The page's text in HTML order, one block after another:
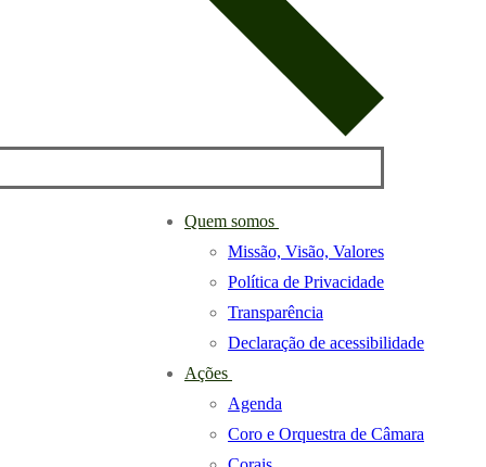
Quem somos
Missão, Visão, Valores
Política de Privacidade
Transparência
Declaração de acessibilidade
Ações
Agenda
Coro e Orquestra de Câmara